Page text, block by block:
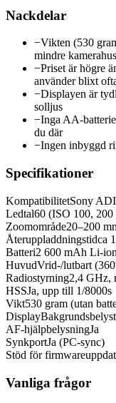
Nackdelar
−Vikten (530
mindre kamerahus
−Priset är högre
använder blixt
−Displayen är
solljus
−Inga AA-
du där
−Ingen inbyggd
Specifikationer
KompatibilitetSony
Ledtal60 (ISO 100, 200
Zoomområde20–200
Återuppladdningstidca
Batteri2 600 mAh Li-
HuvudVrid-/lutbart
Radiostyrning2,4 GHz,
HSSJa, upp till 1/8000s
Vikt530 gram (utan
Display
AF-hjälpbelysningJa
SynkportJa (PC-sync)
Stöd för
Vanliga frågor